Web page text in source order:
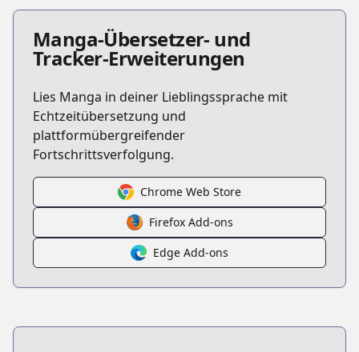
Manga-Übersetzer- und
Tracker-Erweiterungen
Lies Manga in deiner Lieblingssprache mit
Echtzeitübersetzung und
plattformübergreifender
Fortschrittsverfolgung.
Chrome Web Store
Firefox Add-ons
Edge Add-ons